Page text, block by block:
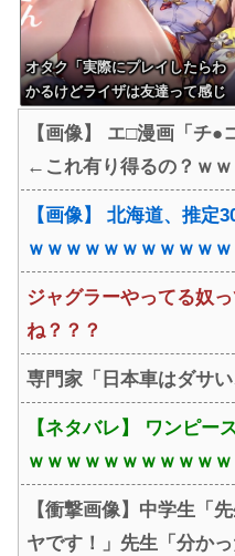
オタク「実際にプレイしたらわ
かるけどライザは友達って感じ
これｗ
【画像】 エ□漫画「チ●
←これ有り得るの？ｗｗ
【画像】 北海道、推定
ｗｗｗｗｗｗｗｗｗｗ
ジャグラーやってる奴
ね？？？
専門家「日本車はダサ
【ネタバレ】 ワンピー
ｗｗｗｗｗｗｗｗｗｗ
【衝撃画像】中学生「
ヤです！」先生「分か